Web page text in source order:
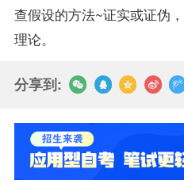
查假设的方法~证实或证伪
理论。
分享到: